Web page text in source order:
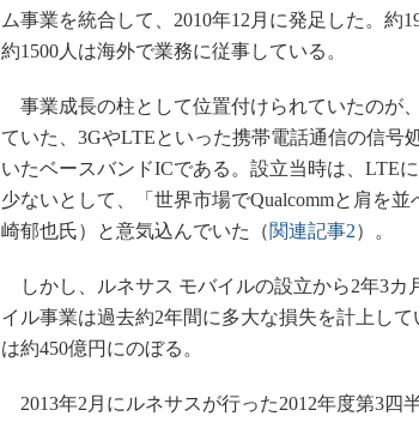
ム事業を統合して、2010年12月に発足した。約
約1500人は海外で業務に従事している。
事業成長の柱として位置付けられていたのが
ていた、3GやLTEといった携帯電話通信の信号
いたベースバンドICである。設立当時は、LTE
少ないとして、「世界市場でQualcommと肩を
崎郁也氏）と意気込んでいた（関連記事2）。
しかし、ルネサス モバイルの設立から2年3カ
イル事業は過去約2年間に多大な損失を計上し
は約450億円にのぼる。
2013年2月にルネサスが行った2012年度第3四